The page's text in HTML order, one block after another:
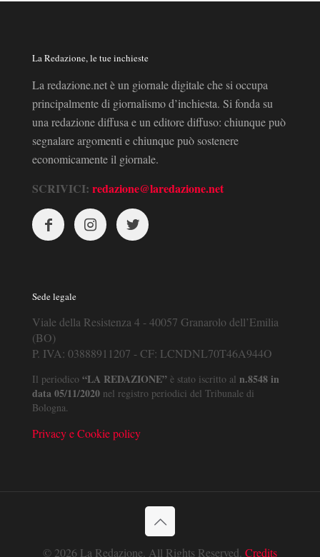
La Redazione, le tue inchieste
La redazione.net è un giornale digitale che si occupa
principalmente di giornalismo d’inchiesta. Si fonda su
una redazione diffusa e un editore diffuso: chiunque può
segnalare argomenti e chiunque può sostenere
economicamente il giornale.
SCRIVICI: redazione@laredazione.net
Sede legale
Viale della Resistenza 4 - 40057 Granarolo dell’Emilia
(BO)
P. IVA: 03888911207 - CF: LCNDNL70T46A944O
Il periodico “LA REDAZIONE” è stato iscritto al n.8548 in
data 05/11/2020 nel registro periodici del Tribunale di
Bologna.
Privacy e Cookie policy
© 2026 La Redazione. All Rights Reserved. Credits